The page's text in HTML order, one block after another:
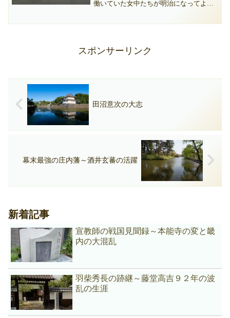
働いていた女中たちが明治になってよう
スポンサーリンク
田沼意次の大志
幕末最強の庄内藩～酒井玄蕃の活躍
新着記事
宣教師の戦国見聞録～本能寺の変と畿
内の大混乱
羽柴秀長の跡継～藤堂高吉９２年の波
乱の生涯